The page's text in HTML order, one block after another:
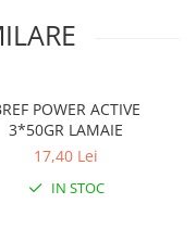
POWER ACTIVE
3*50GR LAMAIE
17,40 Lei
IN STOC